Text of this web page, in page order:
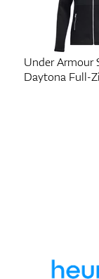
Under